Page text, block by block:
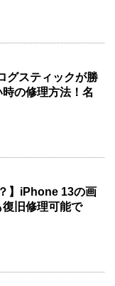
グスティックが勝
の修理方法！名
】iPhone 13の画
旧修理可能で